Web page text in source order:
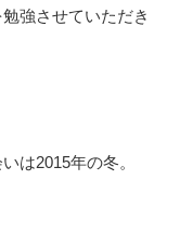
強させていただき
は2015年の冬。